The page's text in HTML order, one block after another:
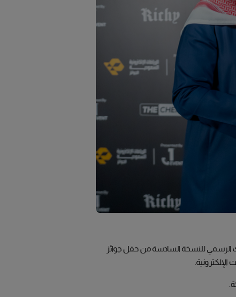
الرسمي للنسخة السادسة من حفل جوائز